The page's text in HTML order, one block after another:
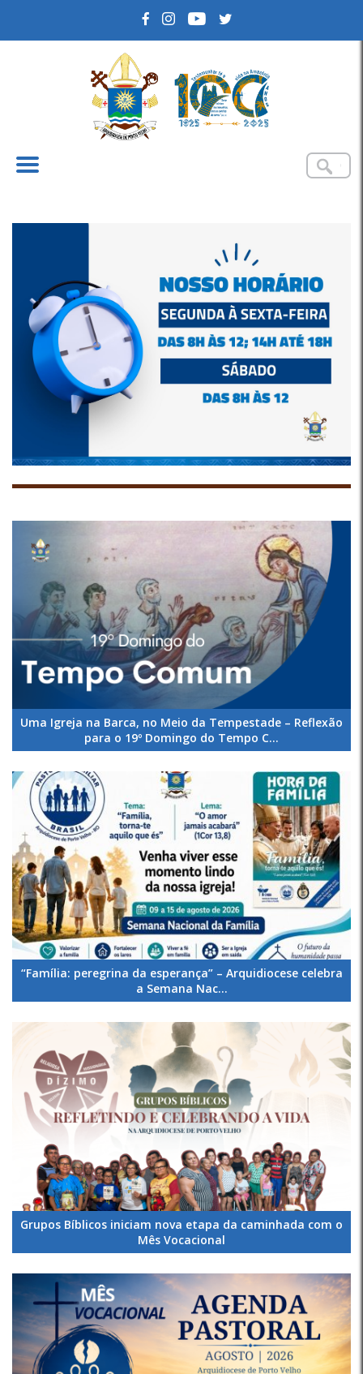
Uma Igreja na Barca, no Meio da Tempestade – Reflexão
para o 19º Domingo do Tempo C...
“Família: peregrina da esperança” – Arquidiocese celebra
a Semana Nac...
Grupos Bíblicos iniciam nova etapa da caminhada com o
Mês Vocacional